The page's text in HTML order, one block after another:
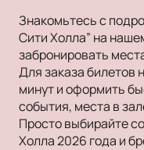
Знакомьтесь с
Сити Холла” на
забронировать
Для заказа билетов
минут и оформить
события, места в
Просто выбирайте
Холла 2026 года и